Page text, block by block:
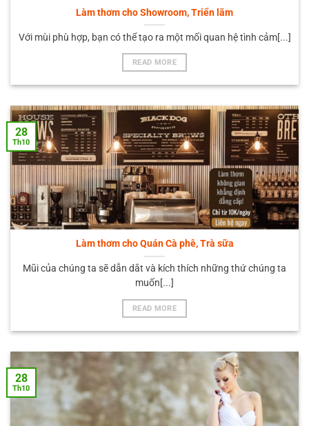
Làm thơm cho Showroom, Triển lãm
Với mùi phù hợp, bạn có thể tạo ra một mối quan hệ tình cảm[...]
READ MORE
Làm thơm cho Quán Cà phê, Trà sữa
Mũi của chúng ta sẽ dẫn dắt và kích thích những thứ chúng ta
muốn[...]
READ MORE
28
Th10
28
Th10